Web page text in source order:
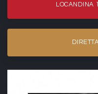
LOCANDINA